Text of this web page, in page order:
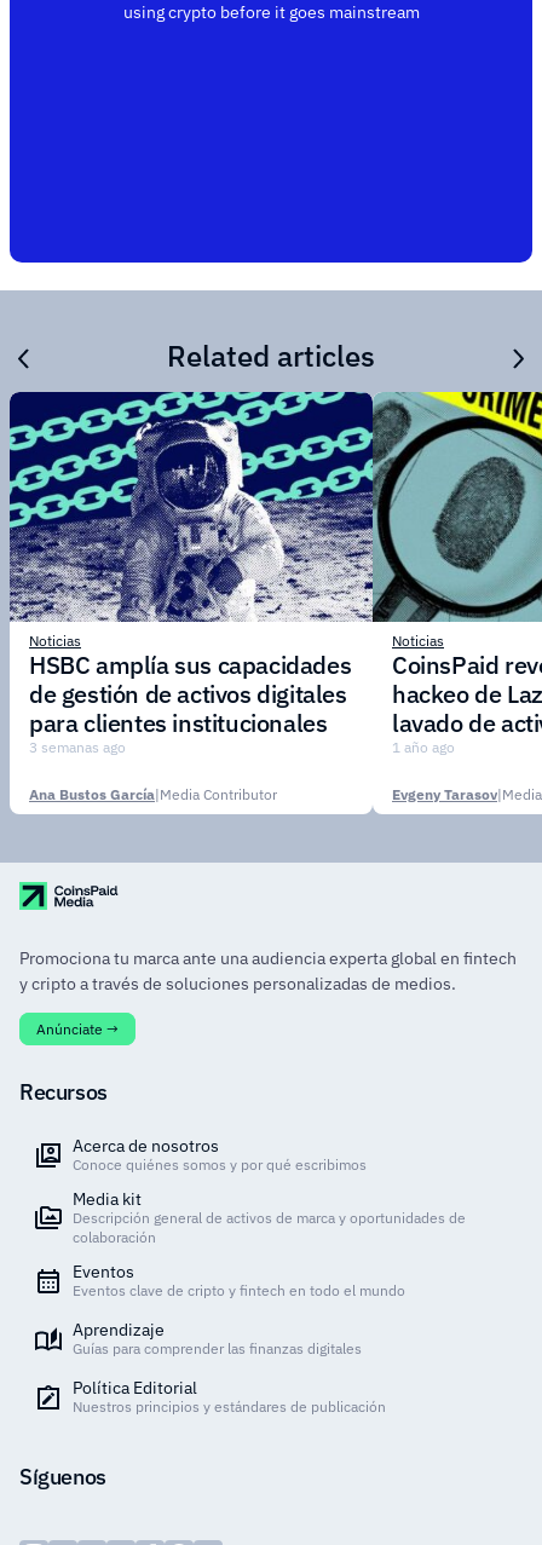
using crypto before it goes mainstream
Related articles
Noticias
HSBC amplía sus capacidades
de gestión de activos digitales
para clientes institucionales
3 semanas ago
Ana Bustos García|Media Contributor
Noticias
CoinsPaid
hackeo de
lavado de
1 año ago
Evgeny Tarasov|
Promociona tu marca ante una audiencia experta global en fintech
y cripto a través de soluciones personalizadas de medios.
Anúnciate →
Recursos
Acerca de nosotros
Conoce quiénes somos y por qué escribimos
Media kit
Descripción general de activos de marca y oportunidades de
colaboración
Eventos
Eventos clave de cripto y fintech en todo el mundo
Aprendizaje
Guías para comprender las finanzas digitales
Política Editorial
Nuestros principios y estándares de publicación
Síguenos